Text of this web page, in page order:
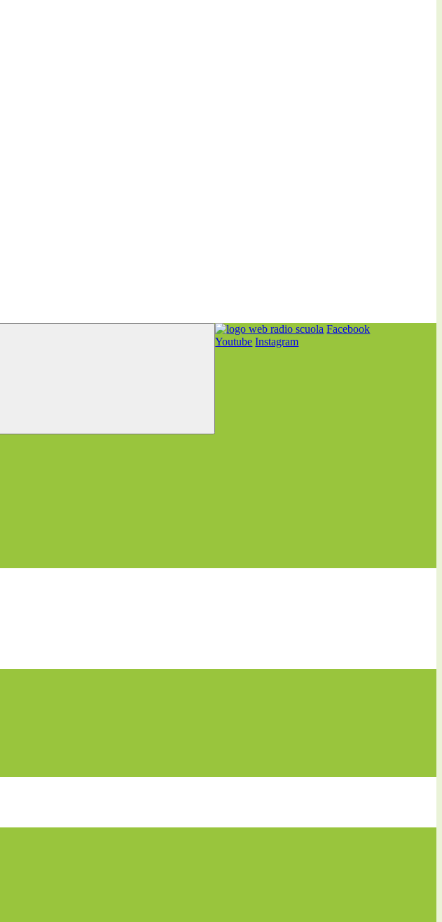
Facebook
Youtube Instagram